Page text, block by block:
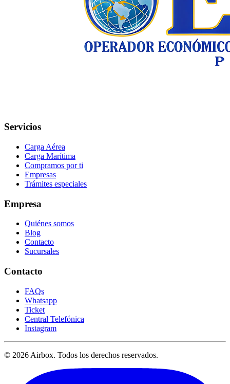
Servicios
Carga Aérea
Carga Marítima
Compramos por ti
Empresas
Trámites especiales
Empresa
Quiénes somos
Blog
Contacto
Sucursales
Contacto
FAQs
Whatsapp
Ticket
Central Telefónica
Instagram
© 2026 Airbox. Todos los derechos reservados.